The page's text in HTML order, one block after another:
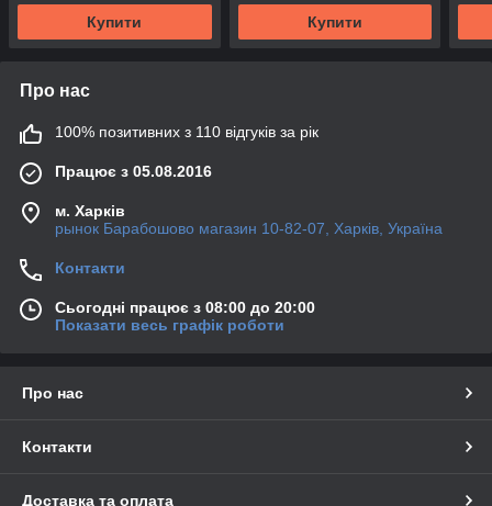
Купити Купити
Про нас
100% позитивних з 110 відгуків за рік
Працює з 05.08.2016
м. Харків
рынок Барабошово магазин 10-82-07, Харків, Україна
Контакти
Сьогодні працює з 08:00 до 20:00
Показати весь графік роботи
Про нас
Контакти
Доставка та оплата